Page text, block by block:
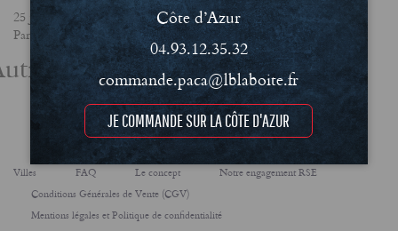
25 janvier 2023
Partager
actualités
Villes FAQ Le concept
Notre engagement RSE
Conditions Générales de Vente (CGV)
Mentions légales et Politique de confidentialité
Côte d’Azur
04.93.12.35.32
commande.paca@lblaboite.fr
JE COMMANDE SUR LA CÔTE D'AZUR